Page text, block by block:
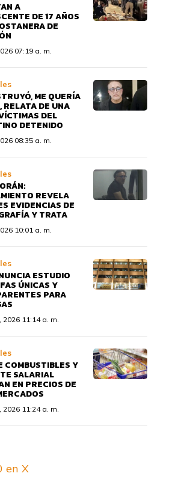
A
DE 17 AÑOS
DE
07:19 a. m.
ME QUERÍA
RELATA DE UNA
DEL
DETENIDO
08:35 a. m.
REVELA
EVIDENCIAS DE
Y TRATA
10:01 a. m.
ESTUDIO
ÚNICAS Y
PARA
11:14 a. m.
COMBUSTIBLES Y
SALARIAL
EN PRECIOS DE
11:24 a. m.
en X